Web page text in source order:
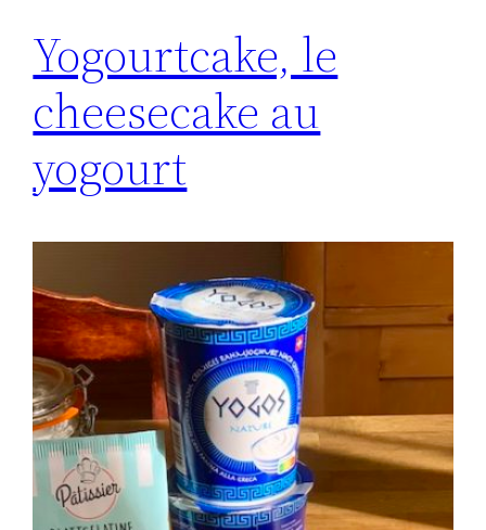
Yogourtcake, le
cheesecake au
yogourt